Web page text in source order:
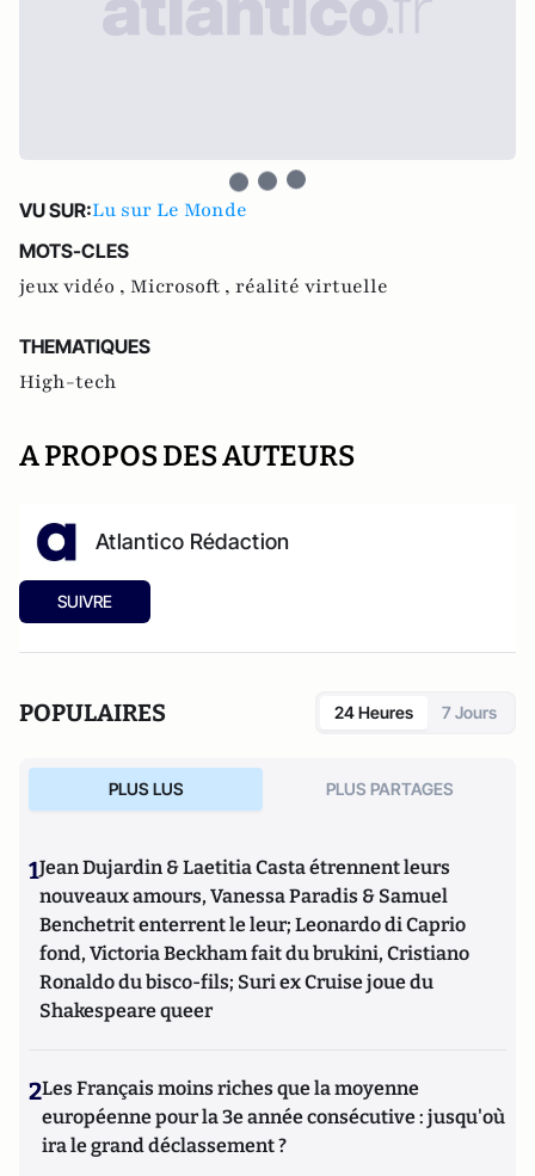
VU SUR:Lu sur Le Monde
MOTS-CLES
jeux vidéo , Microsoft , réalité virtuelle
THEMATIQUES
High-tech
A PROPOS DES AUTEURS
Atlantico Rédaction
SUIVRE
POPULAIRES 24 Heures 7 Jours
PLUS LUS PLUS PARTAGES
1Jean Dujardin & Laetitia Casta étrennent leurs
nouveaux amours, Vanessa Paradis & Samuel
Benchetrit enterrent le leur; Leonardo di Caprio
fond, Victoria Beckham fait du brukini, Cristiano
Ronaldo du bisco-fils; Suri ex Cruise joue du
Shakespeare queer
2Les Français moins riches que la moyenne
européenne pour la 3e année consécutive : jusqu'où
ira le grand déclassement ?